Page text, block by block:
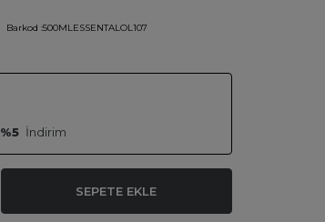
Barkod :500MLESSENTALOL107
%5 İndirim
SEPETE EKLE